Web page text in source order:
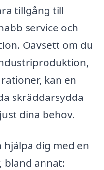
tillgång till
service och
Oavsett om du
kan en
skräddarsydda
dina behov.
hjälpa dig med en
bland annat: